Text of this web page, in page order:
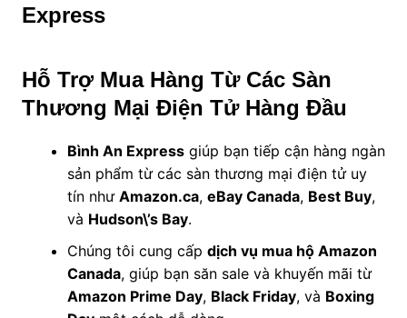
Express
Hỗ Trợ Mua Hàng Từ Các Sàn
Thương Mại Điện Tử Hàng Đầu
Bình An Expressgiúp bạn tiếp cận hàng ngàn
sản phẩm từ các sàn thương mại điện tử uy
tín như Amazon.ca, eBay Canada, Best Buy,
và Hudson\’s Bay.
Chúng tôi cung cấp dịch vụ mua hộ Amazon
Canada, giúp bạn săn sale và khuyến mãi từ
Amazon Prime Day, Black Friday, và Boxing